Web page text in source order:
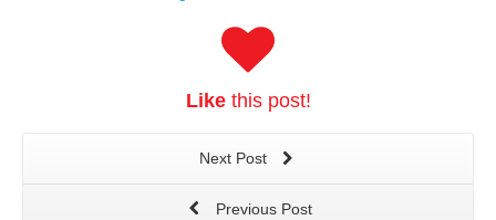
Likethis post!
Next Post
Previous Post